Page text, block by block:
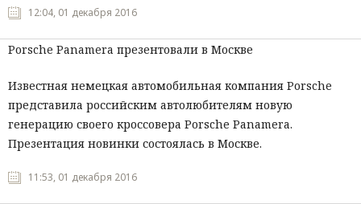
12:04, 01 декабря 2016
Porsche Panamera презентовали в Москве
Известная немецкая автомобильная компания Porsche
представила российским автолюбителям новую
генерацию своего кроссовера Porsche Panamera.
Презентация новинки состоялась в Москве.
11:53, 01 декабря 2016